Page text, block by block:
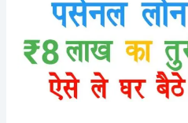
पेय